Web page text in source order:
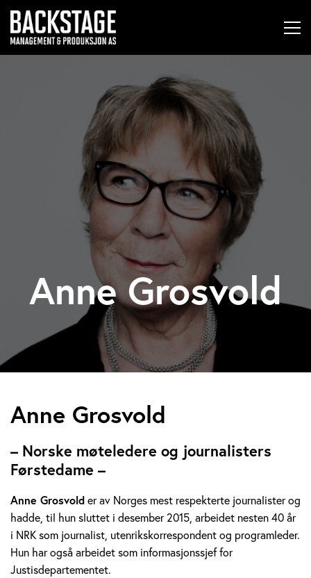
Anne Grosvold
A
n
n
e
G
r
Anne Grosvold
– Norske møteledere og journalisters
Førstedame –
Anne Grosvolder av Norges mest respekterte journalister og
hadde, til hun sluttet i desember 2015, arbeidet nesten 40 år
i NRK som journalist, utenrikskorrespondent og programleder.
Hun har også arbeidet som informasjonssjef for
Justisdepartementet.